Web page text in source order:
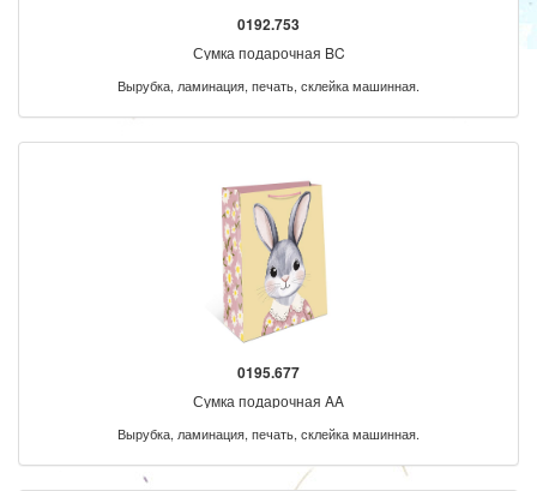
0192.753
Сумка подарочная BC
Вырубка, ламинация, печать, склейка машинная.
0195.677
Сумка подарочная AA
Вырубка, ламинация, печать, склейка машинная.